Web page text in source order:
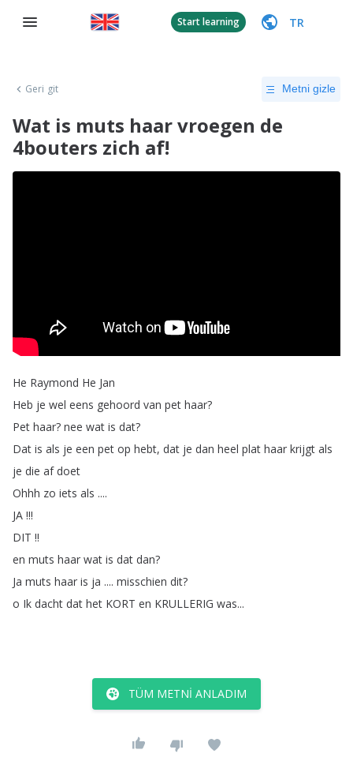
Start learning TR
Geri git Metni gizle
Wat is muts haar vroegen de
4bouters zich af!
He Raymond He Jan
Heb je wel eens gehoord van pet haar?
Pet haar? nee wat is dat?
Dat is als je een pet op hebt, dat je dan heel plat haar krijgt als
je die af doet
Ohhh zo iets als ....
JA !!!
DIT !!
en muts haar wat is dat dan?
Ja muts haar is ja .... misschien dit?
o Ik dacht dat het KORT en KRULLERIG was...
TÜM METNI ANLADIM